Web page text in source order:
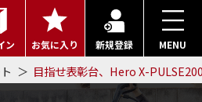
ン お気に入り 新規登録 MENU
目指せ表彰台、Hero X-